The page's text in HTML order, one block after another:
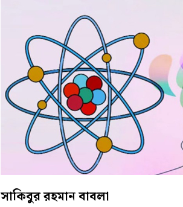
সাকিবুর রহমান বাবলা